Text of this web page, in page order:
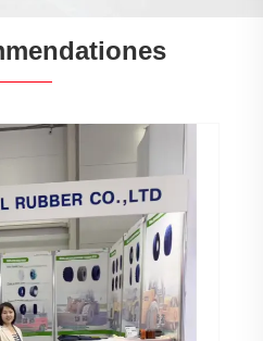
applicationes
machinis